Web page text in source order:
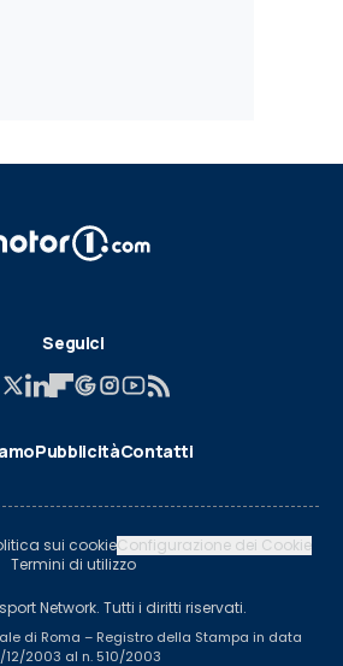
Seguici
PubblicitàContatti
sui cookieConfigurazione dei Cookie
Termini di utilizzo
Network. Tutti i diritti riservati.
di Roma – Registro della Stampa in data
12/2003 al n. 510/2003